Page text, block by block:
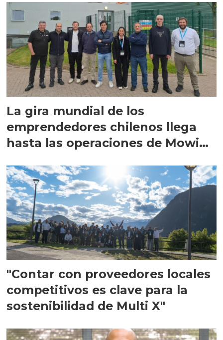
La gira mundial de los
emprendedores chilenos llega
hasta las operaciones de Mowi
"Contar con proveedores locales
competitivos es clave para la
sostenibilidad de Multi X"